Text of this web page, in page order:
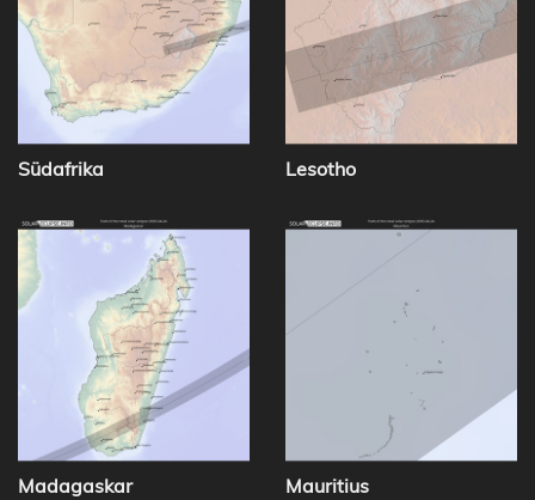
Südafrika Lesotho
Madagaskar Mauritius